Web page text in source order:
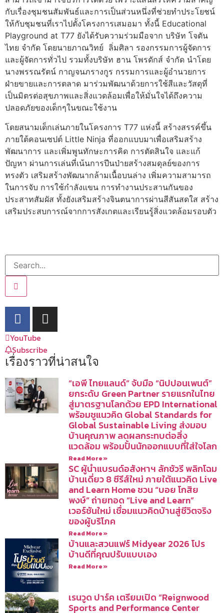
กับเรื่องชุมชนสัมพันธ์และการเป็นส่วนหนึ่งที่ช่วยทำประโยชน์
ให้กับชุมชนที่เราไปตั้งโครงการเสมอมา ทั้งนี้ Educational
Playground at T77 ยังได้รับความร่วมมือจาก บริษัท โจตัน
ไทย จำกัด โดยนายภาณวิทย์ ลิ่มศิลา รองกรรมการผู้จัดการ
และผู้จัดการทั่วไป รวมทั้งบริษัท ฮาน โพรดักส์ จำกัด นำโดย
นางพรรณรัตน์ กาญจนภรางกูร กรรมการและผู้อำนวยการ
ฝ่ายขายและการตลาด มาร่วมพัฒนาด้วยการใช้สีและวัสดุที่
เป็นมิตรต่อสุขภาพและสิ่งแวดล้อมเพื่อให้มั่นใจได้ถึงความ
ปลอดภัยของเด็กๆในขณะใช้งาน
โดยสนามเด็กเล่นภายในโครงการ T77 แห่งนี้ สร้างสรรค์ขึ้น
ภายใต้คอนเซปต์ Little Ninja ที่ออกแบบมาเพื่อเสริมสร้าง
พัฒนาการ และเพิ่มพูนทักษะการคิด การตัดสินใจ และแก้
ปัญหา ผ่านการเล่นที่เน้นการปีนป่ายสร้างสมดุลย์ของการ
ทรงตัว เสริมสร้างพัฒนากล้ามเนื้อบนล่าง เพิ่มความสามารถ
ในการจับ การใช้กำลังแขน การทำงานประสานกันของ
ประสาทสัมผัส ทั้งยังเสริมสร้างจินตนาการผ่านสีสันสดใส สร้าง
เสริมประสบการณ์จากการสังเกตและเรียนรู้สิ่งแวดล้อมรอบตัว
YouTube
Subscribe
เรื่องราวที่น่าสนใจ
“เอพี ไทยแลนด์” จับมือ “นิปปอนเพนต์”
ยกระดับ Green Partner รายแรกในไทย
สู่มาตรฐานโลกด้วย EPD International
พร้อมชูแนวคิด Global Standards for
Global Sustainable Living ส่งมอบ
บ้านคุณภาพ ลดผลกระทบต่อสิ่ง
แวดล้อม พร้อมปั้นนักออกแบบที่ใส่ใจโลก
Read More »
SC ผู้นำแบรนด์อสังหาฯ ลักชัวรี พลิกโฉม
บ้านเดี่ยว 8 ซีรีส์ใหม่ ภายใต้แนวคิด Live
and Learn Home ชวน “บอย โกสิย
พงษ์” ถ่ายทอด “Live and Learn”
เวอร์ชันใหม่ เชื่อมแนวคิดบ้านสู่ชีวิตจริง
ของผู้บริโภค
Read More »
บ้านและสวนแฟร์ Midyear 2026 โปร
บ้านดีที่คุณปรับแบบเอง
Read More »
เรนวูด ปาร์ค เตรียมเปิด “Reignwood
Sports and Performance Center